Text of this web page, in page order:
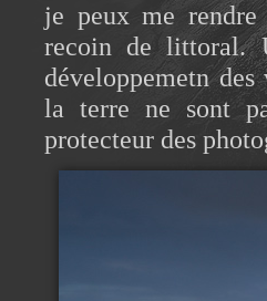
je peux me rendre
recoin de littoral.
développemetn
la terre ne sont
protecteur des